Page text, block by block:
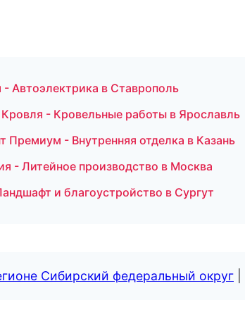
Автоэлектрика в Ставрополь
- Кровельные работы в Ярославль
Премиум - Внутренняя отделка в Казань
- Литейное производство в Москва
и благоустройство в Сургут
Сибирский федеральный округ